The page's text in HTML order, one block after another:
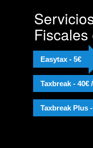
Easytax - 5€
Taxbreak - 40€
Taxbreak Plus